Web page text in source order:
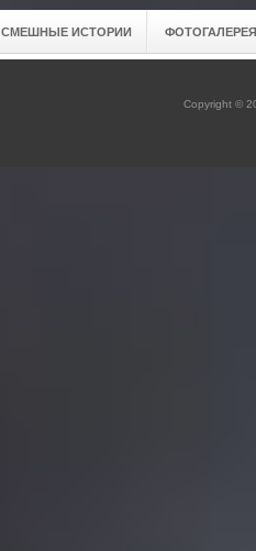
СМЕШНЫЕ ИСТОРИИ ФОТОГАЛЕРЕЯ
Copyright ©